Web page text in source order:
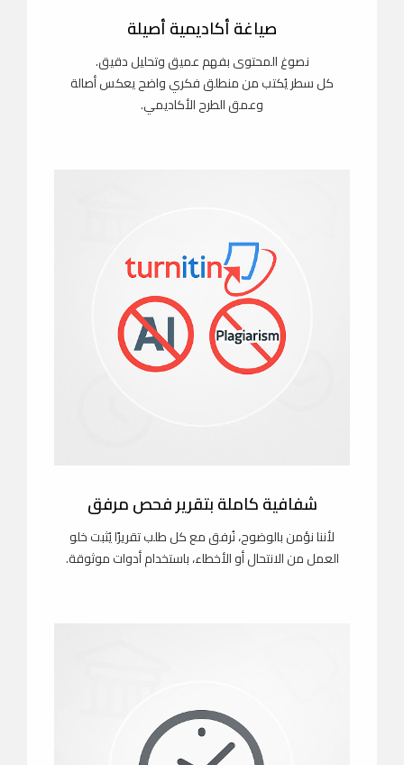
صياغة أكاديمية أصيلة
نصوغ المحتوى بفهم عميق وتحليل دقيق.
كل سطر يُكتب من منطلق فكري واضح يعكس أصالة
وعمق الطرح الأكاديمي.
شفافية كاملة بتقرير فحص مرفق
لأننا نؤمن بالوضوح، نُرفق مع كل طلب تقريرًا يُثبت خلو
العمل من الانتحال أو الأخطاء، باستخدام أدوات موثوقة.